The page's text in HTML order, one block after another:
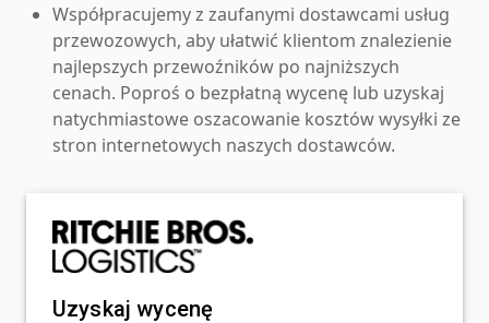
Współpracujemy z zaufanymi dostawcami usług
przewozowych, aby ułatwić klientom znalezienie
najlepszych przewoźników po najniższych
cenach. Poproś o bezpłatną wycenę lub uzyskaj
natychmiastowe oszacowanie kosztów wysyłki ze
stron internetowych naszych dostawców.
Uzyskaj wycenę